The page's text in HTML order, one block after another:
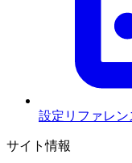
設定リファレン
サイト情報